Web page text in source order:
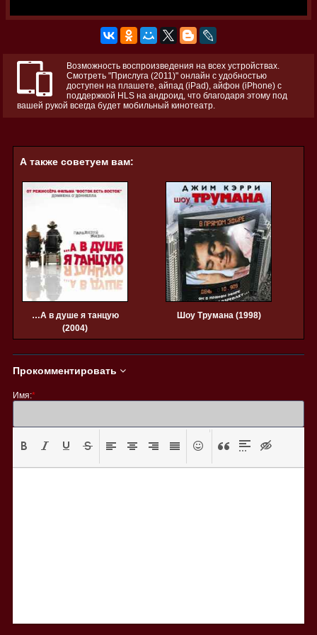
Возможность воспроизведения на всех устройствах.
Смотреть "Прислуга (2011)" онлайн с удобностью
доступен на плашете, айпад (iPad), айфон (iPhone) с
поддержкой HLS на андроид, что благодаря этому под
вашей рукой всегда будет мобильный кинотеатр.
А также советуем вам:
…А в душе я танцую
(2004)
Шоу Трумана (1998)
Прокомментировать
Имя:*